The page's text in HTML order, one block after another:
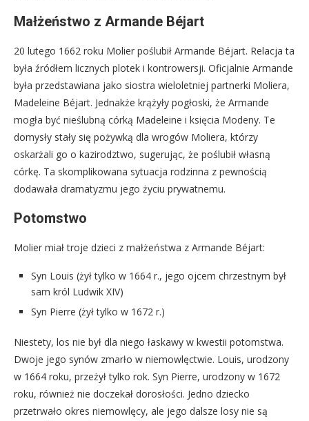
Małżeństwo z Armande Béjart
20 lutego 1662 roku Molier poślubił Armande Béjart. Relacja ta
była źródłem licznych plotek i kontrowersji. Oficjalnie Armande
była przedstawiana jako siostra wieloletniej partnerki Moliera,
Madeleine Béjart. Jednakże krążyły pogłoski, że Armande
mogła być nieślubną córką Madeleine i księcia Modeny. Te
domysły stały się pożywką dla wrogów Moliera, którzy
oskarżali go o kazirodztwo, sugerując, że poślubił własną
córkę. Ta skomplikowana sytuacja rodzinna z pewnością
dodawała dramatyzmu jego życiu prywatnemu.
Potomstwo
Molier miał troje dzieci z małżeństwa z Armande Béjart:
Syn Louis (żył tylko w 1664 r., jego ojcem chrzestnym był
sam król Ludwik XIV)
Syn Pierre (żył tylko w 1672 r.)
Niestety, los nie był dla niego łaskawy w kwestii potomstwa.
Dwoje jego synów zmarło w niemowlęctwie. Louis, urodzony
w 1664 roku, przeżył tylko rok. Syn Pierre, urodzony w 1672
roku, również nie doczekał dorosłości. Jedno dziecko
przetrwało okres niemowlęcy, ale jego dalsze losy nie są